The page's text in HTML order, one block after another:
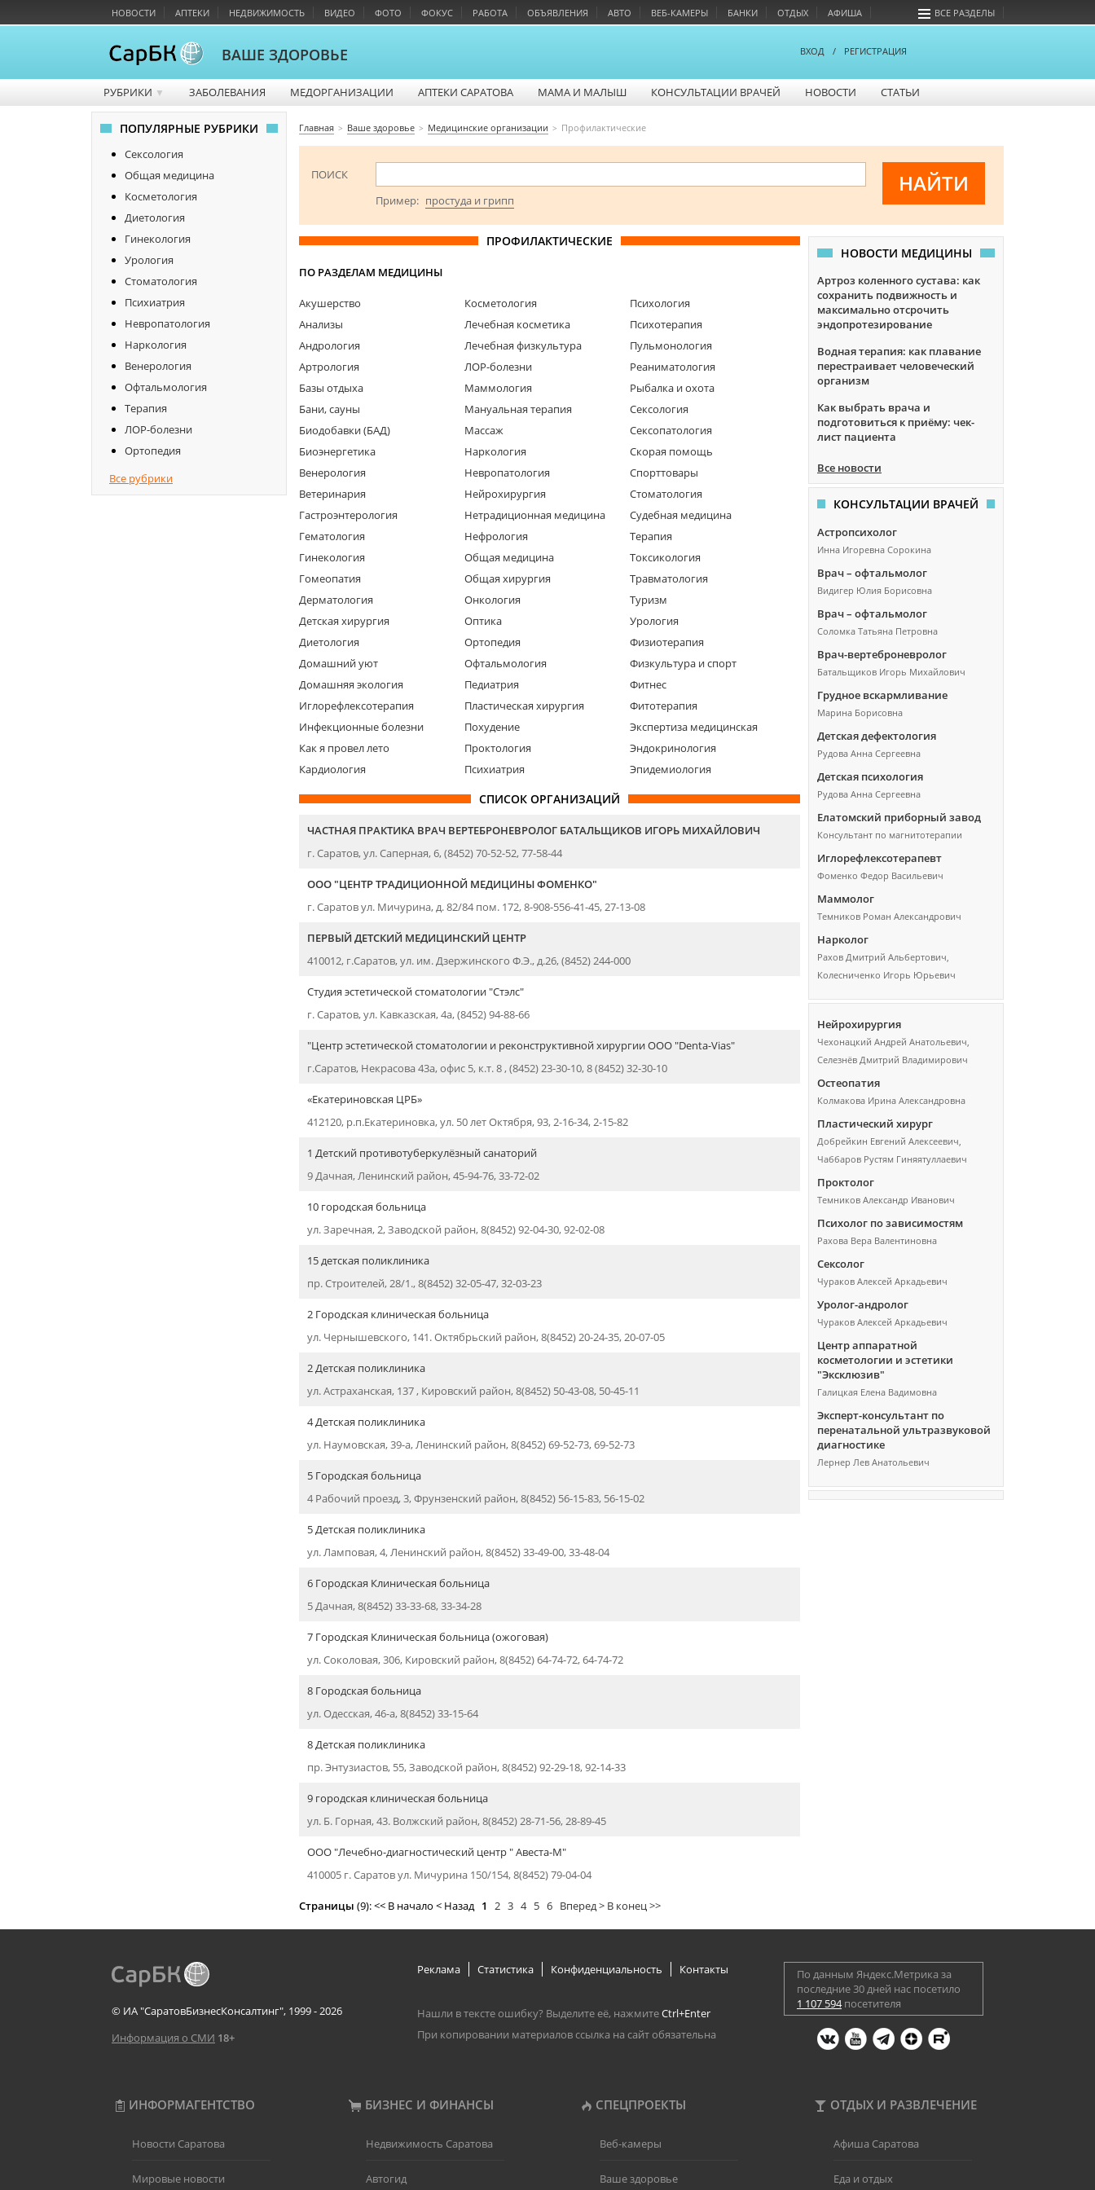
НОВОСТИ АПТЕКИ НЕДВИЖИМОСТЬ ВИДЕО ФОТО ФОКУС РАБОТА ОБЪЯВЛЕНИЯ АВТО ВЕБ-КАМЕРЫ БАНКИ ОТДЫХ АФИША ВСЕ РАЗДЕЛЫ
ВАШЕ ЗДОРОВЬЕ ВХОД / РЕГИСТРАЦИЯ
РУБРИКИ ▼ ЗАБОЛЕВАНИЯ МЕДОРГАНИЗАЦИИ АПТЕКИ САРАТОВА МАМА И МАЛЫШ КОНСУЛЬТАЦИИ ВРАЧЕЙ НОВОСТИ СТАТЬИ
ПОПУЛЯРНЫЕ РУБРИКИ
Сексология
Общая медицина
Косметология
Диетология
Гинекология
Урология
Стоматология
Психиатрия
Невропатология
Наркология
Венерология
Офтальмология
Терапия
ЛОР-болезни
Ортопедия
Все рубрики
Главная Ваше здоровье Медицинские организации Профилактические
ПОИСК
Пример: простуда и грипп
ПРОФИЛАКТИЧЕСКИЕ
ПО РАЗДЕЛАМ МЕДИЦИНЫ
Акушерство
Анализы
Андрология
Артрология
Базы отдыха
Бани, сауны
Биодобавки (БАД)
Биоэнергетика
Венерология
Ветеринария
Гастроэнтерология
Гематология
Гинекология
Гомеопатия
Дерматология
Детская хирургия
Диетология
Домашний уют
Домашняя экология
Иглорефлексотерапия
Инфекционные болезни
Как я провел лето
Кардиология
Косметология
Лечебная косметика
Лечебная физкультура
ЛОР-болезни
Маммология
Мануальная терапия
Массаж
Наркология
Невропатология
Нейрохирургия
Нетрадиционная медицина
Нефрология
Общая медицина
Общая хирургия
Онкология
Оптика
Ортопедия
Офтальмология
Педиатрия
Пластическая хирургия
Похудение
Проктология
Психиатрия
Психология
Психотерапия
Пульмонология
Реаниматология
Рыбалка и охота
Сексология
Сексопатология
Скорая помощь
Спорттовары
Стоматология
Судебная медицина
Терапия
Токсикология
Травматология
Туризм
Урология
Физиотерапия
Физкультура и спорт
Фитнес
Фитотерапия
Экспертиза медицинская
Эндокринология
Эпидемиология
СПИСОК ОРГАНИЗАЦИЙ
ЧАСТНАЯ ПРАКТИКА ВРАЧ ВЕРТЕБРОНЕВРОЛОГ БАТАЛЬЩИКОВ ИГОРЬ МИХАЙЛОВИЧ
г. Саратов, ул. Саперная, 6, (8452) 70-52-52, 77-58-44
ООО "ЦЕНТР ТРАДИЦИОННОЙ МЕДИЦИНЫ ФОМЕНКО"
г. Саратов ул. Мичурина, д. 82/84 пом. 172, 8-908-556-41-45, 27-13-08
ПЕРВЫЙ ДЕТСКИЙ МЕДИЦИНСКИЙ ЦЕНТР
410012, г.Саратов, ул. им. Дзержинского Ф.Э., д.26, (8452) 244-000
Студия эстетической стоматологии "Стэлс"
г. Саратов, ул. Кавказская, 4а, (8452) 94-88-66
"Центр эстетической стоматологии и реконструктивной хирургии ООО "Denta-Vias"
г.Саратов, Некрасова 43а, офис 5, к.т. 8 , (8452) 23-30-10, 8 (8452) 32-30-10
«Екатериновская ЦРБ»
412120, р.п.Екатериновка, ул. 50 лет Октября, 93, 2-16-34, 2-15-82
1 Детский противотуберкулёзный санаторий
9 Дачная, Ленинский район, 45-94-76, 33-72-02
10 городская больница
ул. Заречная, 2, Заводской район, 8(8452) 92-04-30, 92-02-08
15 детская поликлиника
пр. Строителей, 28/1., 8(8452) 32-05-47, 32-03-23
2 Городская клиническая больница
ул. Чернышевского, 141. Октябрьский район, 8(8452) 20-24-35, 20-07-05
2 Детская поликлиника
ул. Астраханская, 137 , Кировский район, 8(8452) 50-43-08, 50-45-11
4 Детская поликлиника
ул. Наумовская, 39-а, Ленинский район, 8(8452) 69-52-73, 69-52-73
5 Городская больница
4 Рабочий проезд, 3, Фрунзенский район, 8(8452) 56-15-83, 56-15-02
5 Детская поликлиника
ул. Ламповая, 4, Ленинский район, 8(8452) 33-49-00, 33-48-04
6 Городская Клиническая больница
5 Дачная, 8(8452) 33-33-68, 33-34-28
7 Городская Клиническая больница (ожоговая)
ул. Соколовая, 306, Кировский район, 8(8452) 64-74-72, 64-74-72
8 Городская больница
ул. Одесская, 46-а, 8(8452) 33-15-64
8 Детская поликлиника
пр. Энтузиастов, 55, Заводской район, 8(8452) 92-29-18, 92-14-33
9 городская клиническая больница
ул. Б. Горная, 43. Волжский район, 8(8452) 28-71-56, 28-89-45
ООО "Лечебно-диагностический центр " Авеста-М"
410005 г. Саратов ул. Мичурина 150/154, 8(8452) 79-04-04
Страницы (9): << В начало < Назад 1 2 3 4 5 6 Вперед > В конец >>
НОВОСТИ МЕДИЦИНЫ
Артроз коленного сустава: как
сохранить подвижность и
максимально отсрочить
эндопротезирование
Водная терапия: как плавание
перестраивает человеческий
организм
Как выбрать врача и
подготовиться к приёму: чек-
лист пациента
Все новости
КОНСУЛЬТАЦИИ ВРАЧЕЙ
Астропсихолог
Инна Игоревна Сорокина
Врач – офтальмолог
Видигер Юлия Борисовна
Врач – офтальмолог
Соломка Татьяна Петровна
Врач-вертеброневролог
Батальщиков Игорь Михайлович
Грудное вскармливание
Марина Борисовна
Детская дефектология
Рудова Анна Сергеевна
Детская психология
Рудова Анна Сергеевна
Елатомский приборный завод
Консультант по магнитотерапии
Иглорефлексотерапевт
Фоменко Федор Васильевич
Маммолог
Темников Роман Александрович
Нарколог
Рахов Дмитрий Альбертович,
Колесниченко Игорь Юрьевич
Нейрохирургия
Чехонацкий Андрей Анатольевич,
Селезнёв Дмитрий Владимирович
Остеопатия
Колмакова Ирина Александровна
Пластический хирург
Добрейкин Евгений Алексеевич,
Чаббаров Рустям Гиняятуллаевич
Проктолог
Темников Александр Иванович
Психолог по зависимостям
Рахова Вера Валентиновна
Сексолог
Чураков Алексей Аркадьевич
Уролог-андролог
Чураков Алексей Аркадьевич
Центр аппаратной
косметологии и эстетики
"Эксклюзив"
Галицкая Елена Вадимовна
Эксперт-консультант по
перенатальной ультразвуковой
диагностике
Лернер Лев Анатольевич
© ИА "СаратовБизнесКонсалтинг", 1999 - 2026
Информация о СМИ 18+
Реклама Статистика Конфиденциальность Контакты
Нашли в тексте ошибку? Выделите её, нажмитеCtrl+Enter
При копировании материалов ссылка на сайт обязательна
По данным Яндекс.Метрика за
последние 30 дней нас посетило
1 107 594посетителя
ИНФОРМАГЕНТСТВО БИЗНЕС И ФИНАНСЫ СПЕЦПРОЕКТЫ ОТДЫХ И РАЗВЛЕЧЕНИЕ
Новости Саратова
Мировые новости
Недвижимость Саратова
Автогид
Веб-камеры
Ваше здоровье
Афиша Саратова
Еда и отдых